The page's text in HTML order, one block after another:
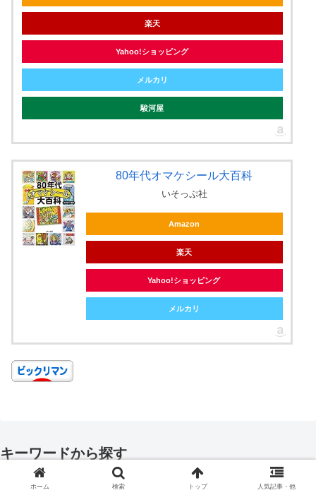
楽天
Yahoo!ショッピング
メルカリ
駿河屋
80年代オマケシール大百科
いそっぷ社
Amazon
楽天
Yahoo!ショッピング
メルカリ
キーワードから探す
ビックリマン その他アニメ アーティスト・クリエイター
ホーム 検索 トップ 人気記事・他